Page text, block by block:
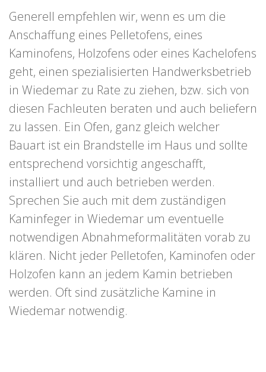
Generell empfehlen wir, wenn es um die
Anschaffung eines Pelletofens, eines
Kaminofens, Holzofens oder eines Kachelofens
geht, einen spezialisierten Handwerksbetrieb
in Wiedemar zu Rate zu ziehen, bzw. sich von
diesen Fachleuten beraten und auch beliefern
zu lassen. Ein Ofen, ganz gleich welcher
Bauart ist ein Brandstelle im Haus und sollte
entsprechend vorsichtig angeschafft,
installiert und auch betrieben werden.
Sprechen Sie auch mit dem zuständigen
Kaminfeger in Wiedemar um eventuelle
notwendigen Abnahmeformalitäten vorab zu
klären. Nicht jeder Pelletofen, Kaminofen oder
Holzofen kann an jedem Kamin betrieben
werden. Oft sind zusätzliche Kamine in
Wiedemar notwendig.